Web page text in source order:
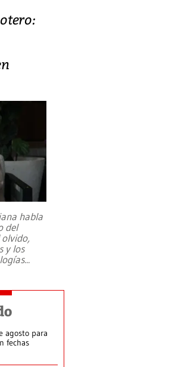
habla
del
olvido,
y los
...
agosto para
fechas